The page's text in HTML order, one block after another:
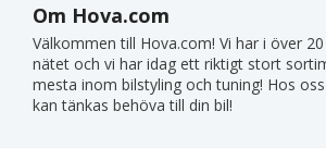
Om Hova.com
Välkommen till Hova.com! Vi har i över
nätet och vi har idag ett riktigt stort
mesta inom bilstyling och tuning! Hos
kan tänkas behöva till din bil!